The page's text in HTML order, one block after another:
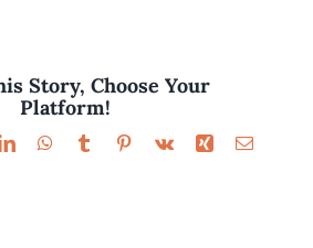
Story, Choose Your
Platform!
LinkedInWhatsApp
TumblrPinterest
Vk Xing Email